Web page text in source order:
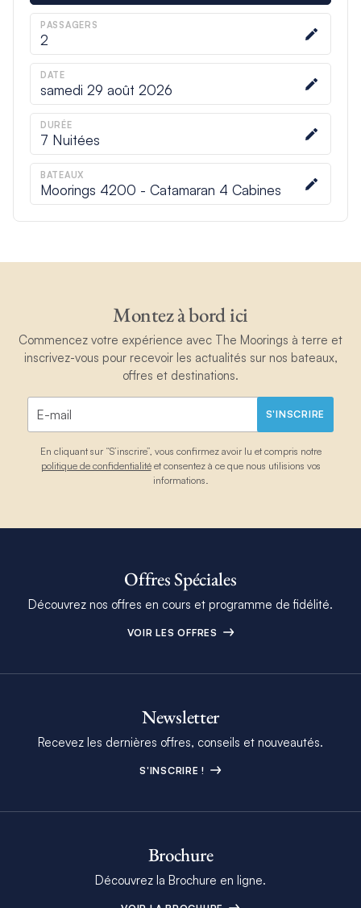
PASSAGERS
2
DATE
samedi 29 août 2026
DURÉE
7 Nuitées
BATEAUX
Moorings 4200 - Catamaran 4 Cabines
Montez à bord ici
Commencez votre expérience avec The Moorings à terre et
inscrivez-vous pour recevoir les actualités sur nos bateaux,
offres et destinations.
S'INSCRIRE
En cliquant sur “S’inscrire”, vous confirmez avoir lu et compris notre
politique de confidentialitéet consentez à ce que nous utilisions vos
informations.
Offres Spéciales
Découvrez nos offres en cours et programme de fidélité.
VOIR LES OFFRES
Newsletter
Recevez les dernières offres, conseils et nouveautés.
S'INSCRIRE !
Brochure
Découvrez la Brochure en ligne.